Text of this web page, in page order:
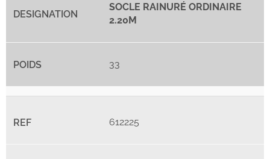
SOCLE RAINURÉ ORDINAIRE
2.20M
33
612225